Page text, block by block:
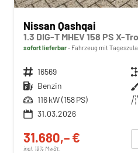
Nissan Qashqai
sofort lieferbar Fahrzeug mit
Fahrzeugnr. 16569
Kraftstoff Benzin
Leistung 116 kW (158 PS)
31.03.2026
31.680,– €
incl. 19% MwSt.